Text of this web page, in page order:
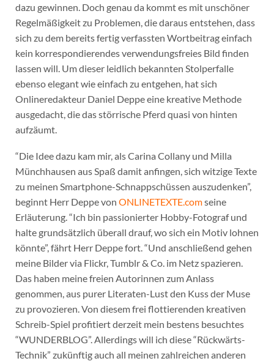
dazu gewinnen. Doch genau da kommt es mit unschöner
Regelmäßigkeit zu Problemen, die daraus entstehen, dass
sich zu dem bereits fertig verfassten Wortbeitrag einfach
kein korrespondierendes verwendungsfreies Bild finden
lassen will. Um dieser leidlich bekannten Stolperfalle
ebenso elegant wie einfach zu entgehen, hat sich
Onlineredakteur Daniel Deppe eine kreative Methode
ausgedacht, die das störrische Pferd quasi von hinten
aufzäumt.
“Die Idee dazu kam mir, als Carina Collany und Milla
Münchhausen aus Spaß damit anfingen, sich witzige Texte
zu meinen Smartphone-Schnappschüssen auszudenken”,
beginnt Herr Deppe von ONLINETEXTE.comseine
Erläuterung. “Ich bin passionierter Hobby-Fotograf und
halte grundsätzlich überall drauf, wo sich ein Motiv lohnen
könnte”, fährt Herr Deppe fort. “Und anschließend gehen
meine Bilder via Flickr, Tumblr & Co. im Netz spazieren.
Das haben meine freien Autorinnen zum Anlass
genommen, aus purer Literaten-Lust den Kuss der Muse
zu provozieren. Von diesem frei flottierenden kreativen
Schreib-Spiel profitiert derzeit mein bestens besuchtes
“WUNDERBLOG”. Allerdings will ich diese “Rückwärts-
Technik” zukünftig auch all meinen zahlreichen anderen